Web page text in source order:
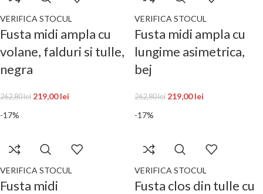
VERIFICA STOCUL
Fusta midi ampla cu
volane, falduri si tulle,
negra
262,80lei 219,00lei
VERIFICA STOCUL
Fusta midi ampla cu
lungime asimetrica,
bej
262,80lei 219,00lei
-17%
VERIFICA STOCUL
Fusta midi
-17%
VERIFICA STOCUL
Fusta clos din tulle cu